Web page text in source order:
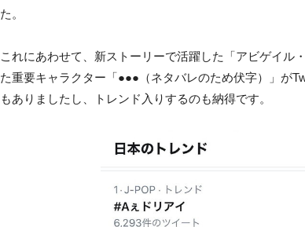
た。
これにあわせて、新ストーリーで活躍した「アビゲイル
た重要キャラクター「●●●（ネタバレのため伏字）」が
もありましたし、トレンド入りするのも納得です。